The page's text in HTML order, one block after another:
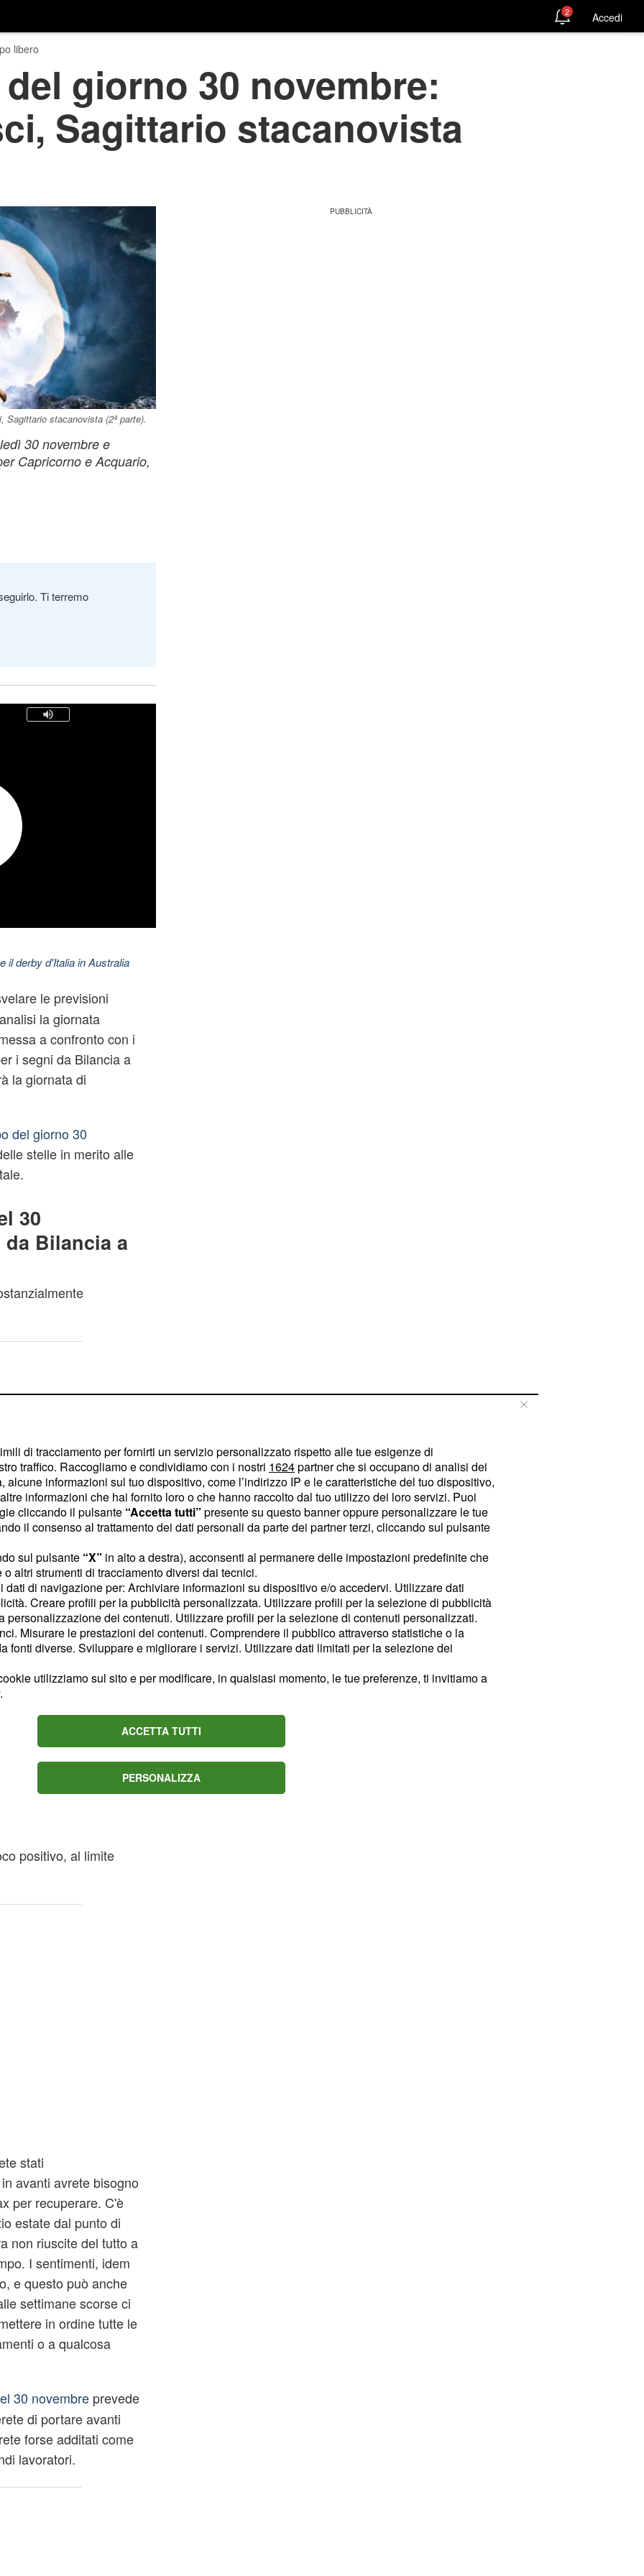
2 Accedi
libero
giorno 30 novembre:
Sagittario stacanovista
Sagittario stacanovista (2ª parte).
30 novembre e
Capricorno e Acquario,
Ti terremo
il derby d'Italia in Australia
le previsioni
la giornata
a confronto con i
i segni da Bilancia a
la giornata di
del giorno 30
stelle in merito alle
30
Bilancia a
specialmente
di ristrutturazione o di
od opportunità da
si consiglia di
in atto tra
antipatici ritardi.
arriveranno
volesse iniziare un
siete un segno di Aria
amoroso: occhio alle
positivo, al limite
stati
avanti avrete bisogno
per recuperare. C'è
estate dal punto di
non riuscite del tutto a
I sentimenti, idem
e questo può anche
settimane scorse ci
in ordine tutte le
o a qualcosa
30 novembre prevede
di portare avanti
forse additati come
lavoratori.
di tracciamento per fornirti un servizio personalizzato rispetto alle tue esigenze di
traffico. Raccogliamo e condividiamo con i nostri 1624partner che si occupano di analisi dei
informazioni sul tuo dispositivo, come l’indirizzo IP e le caratteristiche del tuo dispositivo,
informazioni che hai fornito loro o che hanno raccolto dal tuo utilizzo dei loro servizi. Puoi
cliccando il pulsante “Accetta tutti” presente su questo banner oppure personalizzare le tue
il consenso al trattamento dei dati personali da parte dei partner terzi, cliccando sul pulsante
sul pulsante “X” in alto a destra), acconsenti al permanere delle impostazioni predefinite che
altri strumenti di tracciamento diversi dai tecnici.
dati di navigazione per: Archiviare informazioni su dispositivo e/o accedervi. Utilizzare dati
Creare profili per la pubblicità personalizzata. Utilizzare profili per la selezione di pubblicità
personalizzazione dei contenuti. Utilizzare profili per la selezione di contenuti personalizzati.
Misurare le prestazioni dei contenuti. Comprendere il pubblico attraverso statistiche o la
fonti diverse. Sviluppare e migliorare i servizi. Utilizzare dati limitati per la selezione dei
utilizziamo sul sito e per modificare, in qualsiasi momento, le tue preferenze, ti invitiamo a
.
ACCETTA TUTTI
PERSONALIZZA